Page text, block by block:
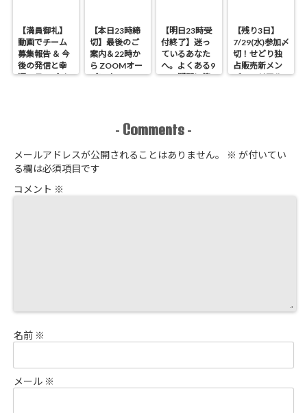
【満員御礼】
動画でチーム
募集報告 ＆ 今
後の発信と幸
運のラッパイ
【本日23時締
切】最後のご
案内＆22時か
ら ZOOMオー
プンオフィス
【明日23時受
付終了】迷っ
ているあなた
へ。よくある9
つの疑問に答
【残り3日】
7/29(水)参加〆
切！せどり独
占販売新メン
バーのリアル
- Comments -
メールアドレスが公開されることはありません。 ※ が付いてい
る欄は必須項目です
コメント ※
名前 ※
メール ※